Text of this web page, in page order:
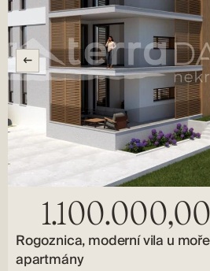
Rogoznica, moderní vila u
apartmány